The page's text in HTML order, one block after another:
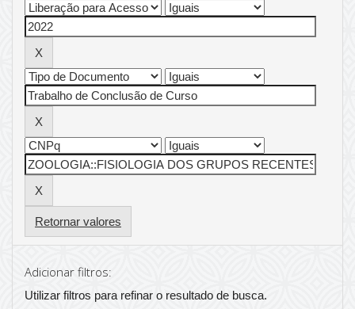
Retornar valores
Adicionar filtros:
Utilizar filtros para refinar o resultado de busca.